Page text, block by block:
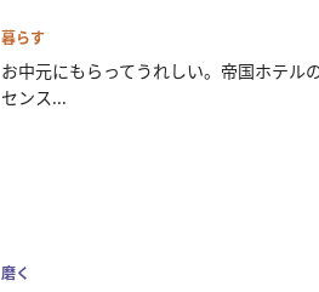
暮らす
お中元にもらってうれしい。帝国ホテル
センス...
磨く